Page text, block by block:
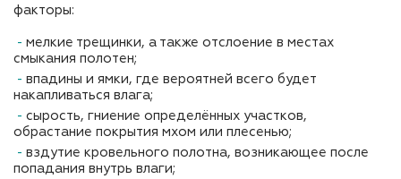
факторы:
мелкие трещинки, а также отслоение в местах
смыкания полотен;
впадины и ямки, где вероятней всего будет
накапливаться влага;
сырость, гниение определённых участков,
обрастание покрытия мхом или плесенью;
вздутие кровельного полотна, возникающее после
попадания внутрь влаги;